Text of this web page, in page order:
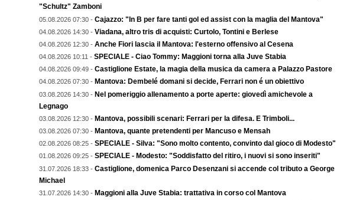
"Schultz" Zamboni
05.08.2026 07:30 - Cajazzo: "In B per fare tanti gol ed assist con la maglia del Mantova"
04.08.2026 14:30 - Viadana, altro tris di acquisti: Curtolo, Tontini e Berlese
04.08.2026 12:30 - Anche Fiori lascia il Mantova: l'esterno offensivo al Cesena
04.08.2026 10:11 - SPECIALE - Ciao Tommy: Maggioni torna alla Juve Stabia
04.08.2026 09:49 - Castiglione Estate, la magia della musica da camera a Palazzo Pastore
04.08.2026 07:30 - Mantova: Dembelé domani si decide, Ferrari non é un obiettivo
03.08.2026 14:30 - Nel pomeriggio allenamento a porte aperte: giovedì amichevole a
Legnago
03.08.2026 12:30 - Mantova, possibili scenari: Ferrari per la difesa. E Trimboli...
03.08.2026 07:30 - Mantova, quante pretendenti per Mancuso e Mensah
02.08.2026 08:25 - SPECIALE - Silva: "Sono molto contento, convinto dal gioco di Modesto"
01.08.2026 09:25 - SPECIALE - Modesto: "Soddisfatto del ritiro, i nuovi si sono inseriti"
31.07.2026 18:33 - Castiglione, domenica Parco Desenzani si accende col tributo a George
Michael
31.07.2026 14:30 - Maggioni alla Juve Stabia: trattativa in corso col Mantova